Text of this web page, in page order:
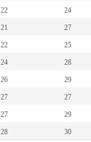
22 24
21 27
22 25
24 28
26 29
27 27
27 29
28 30